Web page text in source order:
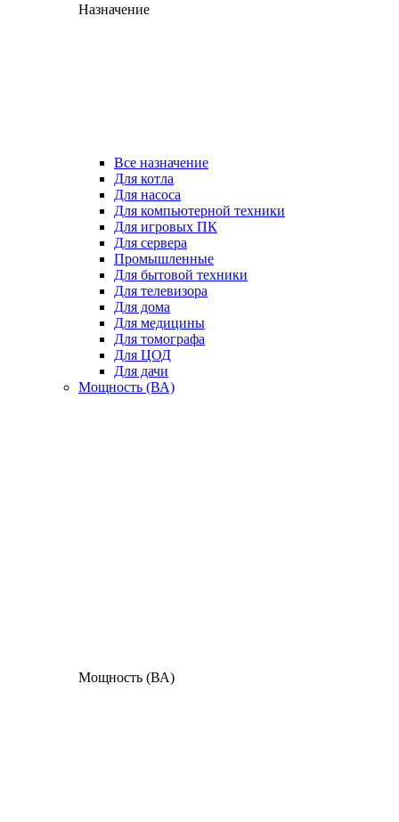
Назначение
Все назначение
Для котла
Для насоса
Для компьютерной техники
Для игровых ПК
Для сервера
Промышленные
Для бытовой техники
Для телевизора
Для дома
Для медицины
Для томографа
Для ЦОД
Для дачи
Мощность (ВА)
Мощность (ВА)